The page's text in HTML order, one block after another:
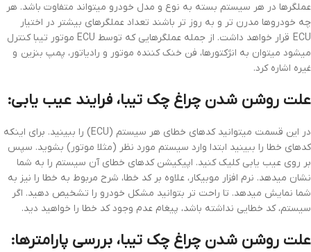
عملگرها در هر سیستم بسته به نوع و مدل خودرو میتواند متفاوت باشد. هر
چه خودروها مدرن تر و به روز تر باشند تعداد عملگرهای بیشتر در اختیار
ECU قرار خواهد داشت. از جمله عملگرهایی که توسط ECU موتور تیبا کنترل
میشود میتوان به انژکتورها، فن خنک کننده موتور و رادیاتور، پمپ بنزین و
غیره اشاره کرد.
علت روشن شدن چراغ چک تیبا، فرایند عیب یابی:
در این قسمت میتوانید کدهای خطای هر سیستم (ECU) را ببینید. برای اینکه
کدهای خطا را ببینید ابتدا وارد سیستم مورد نظر (مثلا موتور) بشوید. سپس
بر روی عیب یابی کلیک کنید. اپیکیشن کدهای خطای آن سیستم را به شما
نشان میدهد. نرم افزار موبیکار، علاوه بر کد خطا، شرح مربوط به خطا را نیز به
شما نمایش میدهد. تا راحت تر بتوانید مشکل خودرو را تشخیص دهید. اگر
سیستم، کد خطایی نداشته باشد، پیغام عدم وجود کد خطا را خواهید دید.
علت روشن شدن چراغ چک تیبا، بررسی پارامترها: